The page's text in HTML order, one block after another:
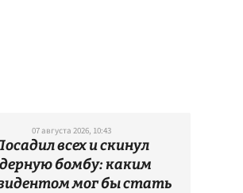
07 августа 2026, 10:43
всех и скинул
бомбу: каким
мог бы стать